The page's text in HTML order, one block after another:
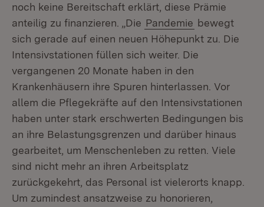
noch keine Bereitschaft erklärt, diese Prämie
anteilig zu finanzieren. „Die Pandemie bewegt
sich gerade auf einen neuen Höhepunkt zu. Die
Intensivstationen füllen sich weiter. Die
vergangenen 20 Monate haben in den
Krankenhäusern ihre Spuren hinterlassen. Vor
allem die Pflegekräfte auf den Intensivstationen
haben unter stark erschwerten Bedingungen bis
an ihre Belastungsgrenzen und darüber hinaus
gearbeitet, um Menschenleben zu retten. Viele
sind nicht mehr an ihren Arbeitsplatz
zurückgekehrt, das Personal ist vielerorts knapp.
Um zumindest ansatzweise zu honorieren,